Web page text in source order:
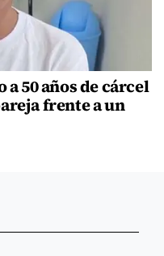
50 años de cárcel
frente a un